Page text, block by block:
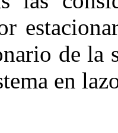
de la
en